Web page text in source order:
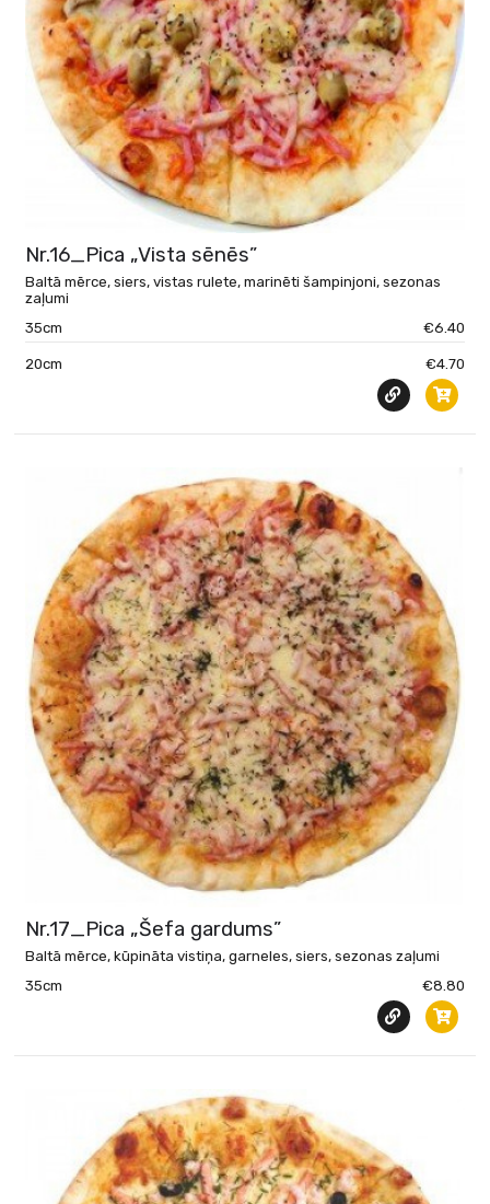
Nr.16_Pica „Vista sēnēs”
Baltā mērce, siers, vistas rulete, marinēti šampinjoni, sezonas
zaļumi
35cm
€6.40
20cm €4.70
Nr.17_Pica „Šefa gardums”
Baltā mērce, kūpināta vistiņa, garneles, siers, sezonas zaļumi
35cm
€8.80